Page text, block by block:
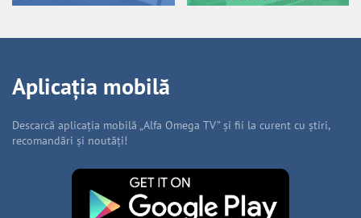
Aplicația mobilă
Descarcă aplicația mobilă „Alfa Omega TV” și fii la curent cu știri,
recomandări și noutăți!